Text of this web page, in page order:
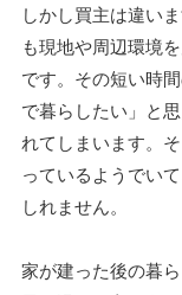
しかし買主は違い
も現地や周辺環境
です。その短い時
で暮らしたい」と
れてしまいます。
っているようでい
しれません。
家が建った後の暮